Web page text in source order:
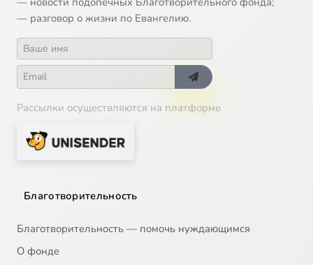
— разговор о жизни по Евангелию.
Рассылки осуществляются на платформе
Благотворительность
Благотворительность — помочь нуждающимся
О фонде